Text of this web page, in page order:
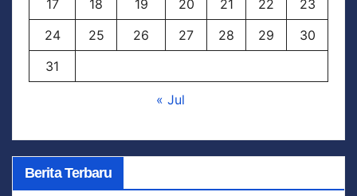
17
18 19 20 21 22
23
24
25 26 27 28 29
30
31
« Jul
Berita Terbaru